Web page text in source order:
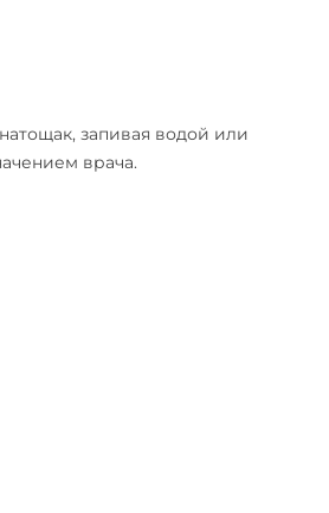
запивая водой или
врача.